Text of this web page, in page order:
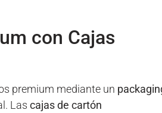
con Cajas
premium mediante un
Las cajas de cartón